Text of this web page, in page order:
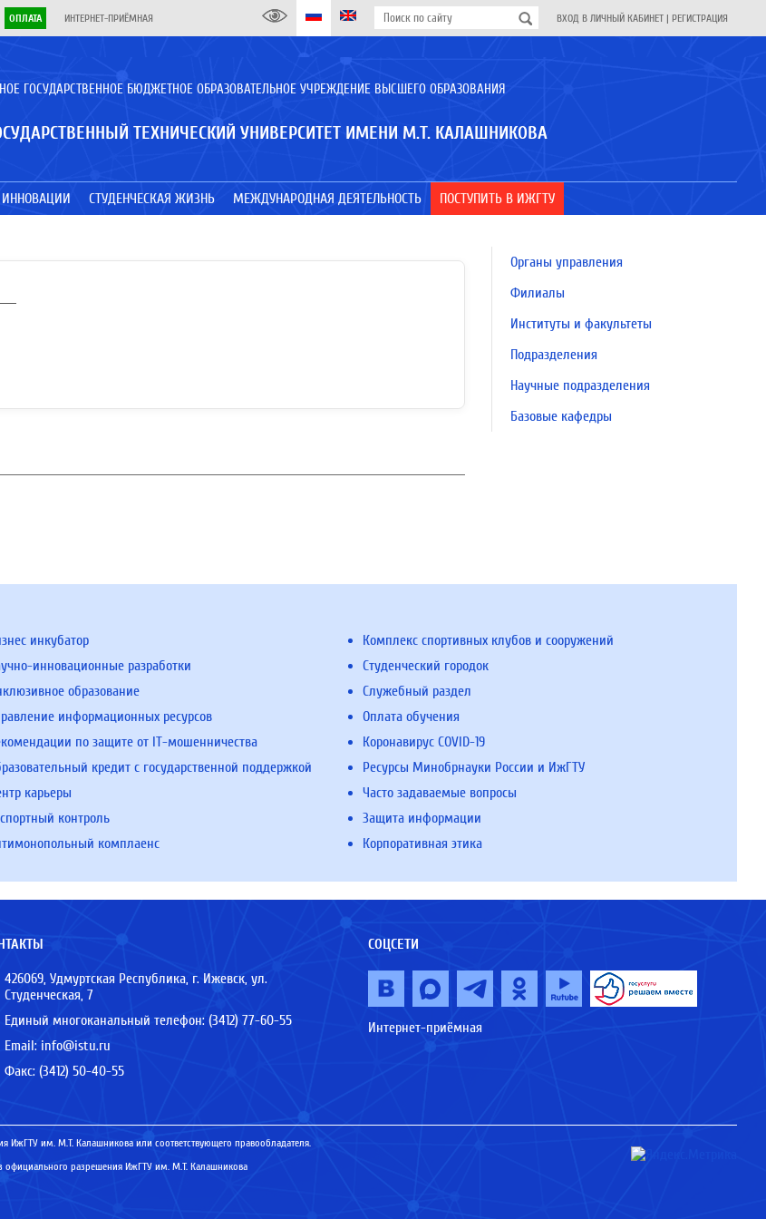
ОПЛАТА ИНТЕРНЕТ-ПРИЁМНАЯ ВХОД В ЛИЧНЫЙ КАБИНЕТ | РЕГИСТРАЦИЯ
ГОСУДАРСТВЕННОЕ БЮДЖЕТНОЕ ОБРАЗОВАТЕЛЬНОЕ УЧРЕЖДЕНИЕ ВЫСШЕГО ОБРАЗОВАНИЯ
ТЕХНИЧЕСКИЙ УНИВЕРСИТЕТ ИМЕНИ М.Т. КАЛАШНИКОВА
СТУДЕНЧЕСКАЯ ЖИЗНЬ МЕЖДУНАРОДНАЯ ДЕЯТЕЛЬНОСТЬ ПОСТУПИТЬ В ИЖГТУ
Органы управления
Филиалы
Институты и факультеты
Подразделения
Научные подразделения
Базовые кафедры
инкубатор
инновационные разработки
образование
информационных ресурсов
по защите от IT-мошенничества
кредит с государственной поддержкой
карьеры
контроль
комплаенс
Комплекс спортивных клубов и сооружений
Студенческий городок
Служебный раздел
Оплата обучения
Коронавирус COVID-19
Ресурсы Минобрнауки России и ИжГТУ
Часто задаваемые вопросы
Защита информации
Корпоративная этика
426069, Удмуртская Республика, г. Ижевск, ул.
Студенческая, 7
Единый многоканальный телефон: (3412) 77-60-55
Email: info@istu.ru
Факс: (3412) 50-40-55
СОЦСЕТИ
Интернет-приёмная
ИжГТУ им. М.Т. Калашникова или соответствующего правообладателя.
разрешения ИжГТУ им. М.Т. Калашникова